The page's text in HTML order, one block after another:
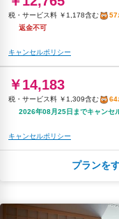
キャンセルポリシー
税・サービス料 ￥1,178含む
57
返金不可
キャンセルポリシー
￥14,183
税・サービス料 ￥1,309含む
64
2026年08月25日までキャンセ
キャンセルポリシー
プランを